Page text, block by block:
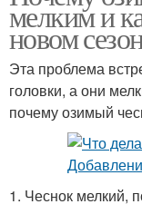
мелким и
новом
Эта проблема
головки, а они
почему озимый
1. Чеснок мелкий,